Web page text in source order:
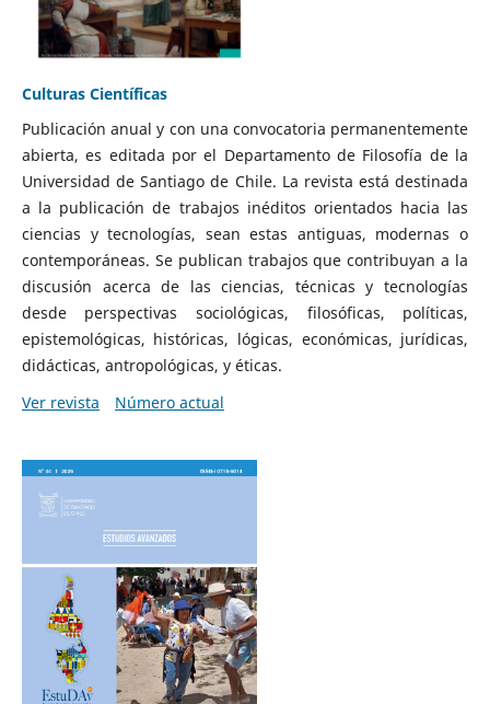
Culturas Científicas
Publicación anual y con una convocatoria permanentemente
abierta, es editada por el Departamento de Filosofía de la
Universidad de Santiago de Chile. La revista está destinada
a la publicación de trabajos inéditos orientados hacia las
ciencias y tecnologías, sean estas antiguas, modernas o
contemporáneas. Se publican trabajos que contribuyan a la
discusión acerca de las ciencias, técnicas y tecnologías
desde perspectivas sociológicas, filosóficas, políticas,
epistemológicas, históricas, lógicas, económicas, jurídicas,
didácticas, antropológicas, y éticas.
Ver revista
Número actual